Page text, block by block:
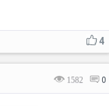
4
1582 0